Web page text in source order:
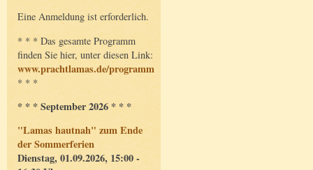
Eine Anmeldung ist erforderlich.
* * * Das gesamte Programm
finden Sie hier, unter diesen Link:
www.prachtlamas.de/programm
* * *
* * * September 2026 * * *
"Lamas hautnah" zum Ende
der Sommerferien
Dienstag, 01.09.2026, 15:00 -